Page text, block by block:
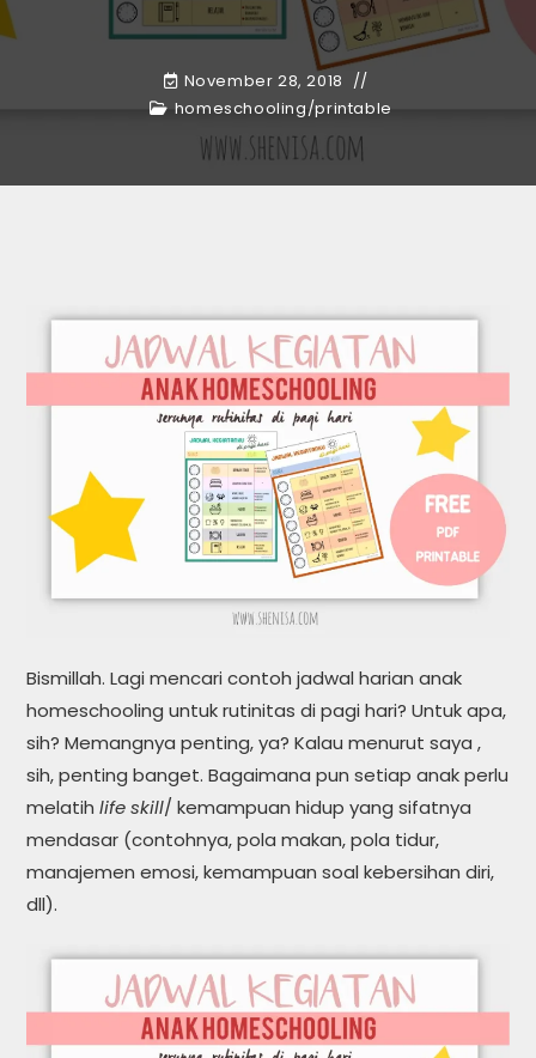
November 28, 2018
homeschooling/printable
Bismillah. Lagi mencari contoh jadwal harian anak
homeschooling untuk rutinitas di pagi hari? Untuk apa,
sih? Memangnya penting, ya? Kalau menurut saya ,
sih, penting banget. Bagaimana pun setiap anak perlu
melatih life skill/ kemampuan hidup yang sifatnya
mendasar (contohnya, pola makan, pola tidur,
manajemen emosi, kemampuan soal kebersihan diri,
dll).